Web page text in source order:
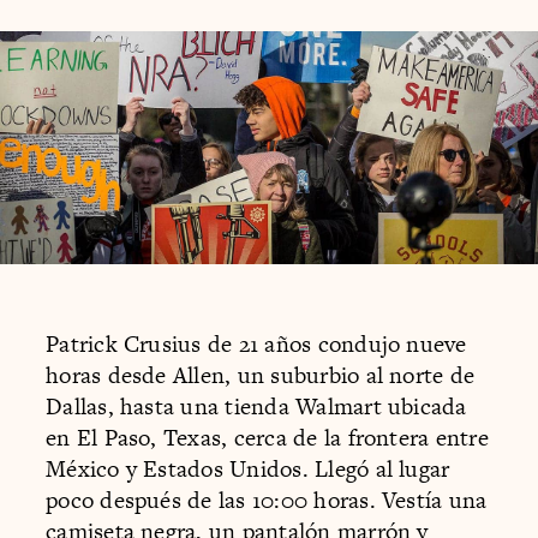
Patrick Crusius de 21 años condujo nueve
horas desde Allen, un suburbio al norte de
Dallas, hasta una tienda Walmart ubicada
en El Paso, Texas, cerca de la frontera entre
México y Estados Unidos. Llegó al lugar
poco después de las 10:00 horas. Vestía una
camiseta negra, un pantalón marrón y